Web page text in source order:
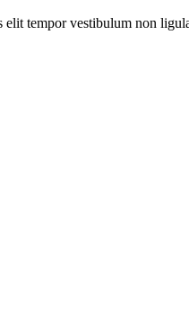
tempor vestibulum non